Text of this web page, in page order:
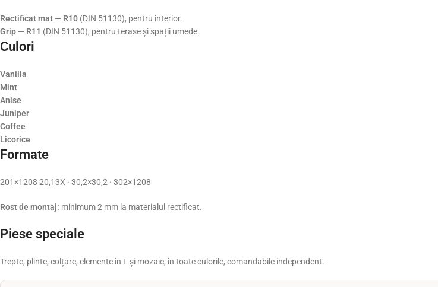
Rectificat mat — R10 (DIN 51130), pentru interior.
Grip — R11 (DIN 51130), pentru terase și spații umede.
Culori
Vanilla
Mint
Anise
Juniper
Coffee
Licorice
Formate
201×1208 20,13X · 30,2×30,2 · 302×1208
Rost de montaj: minimum 2 mm la materialul rectificat.
Piese speciale
Trepte, plinte, colțare, elemente în L și mozaic, în toate culorile, comandabile independent.